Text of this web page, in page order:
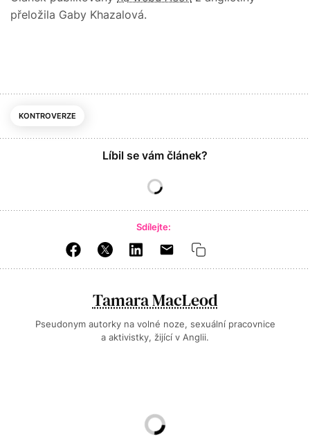
přeložila Gaby Khazalová.
KONTROVERZE
Líbil se vám článek?
Sdílejte:
Tamara MacLeod
Pseudonym autorky na volné noze, sexuální pracovnice
a aktivistky, žijící v Anglii.